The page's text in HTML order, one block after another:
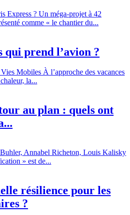
Express ? Un méga-projet à 42
comme « le chantier du...
prend l’avion ?
Mobiles À l’approche des vacances
la...
au plan : quels ont
Annabel Richeton, Louis Kalisky
» est de...
résilience pour les
?